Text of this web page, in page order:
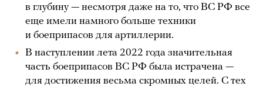
в глубину — несмотря даже на то, что ВС РФ все
еще имели намного больше техники
и боеприпасов для артиллерии.
В наступлении лета 2022 года значительная
часть боеприпасов ВС РФ была истрачена —
для достижения весьма скромных целей. С тех